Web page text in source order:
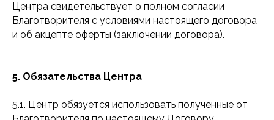
Центра свидетельствует о полном согласии
Благотворителя с условиями настоящего договора
и об акцепте оферты (заключении договора).
5. Обязательства Центра
5.1. Центр обязуется использовать полученные от